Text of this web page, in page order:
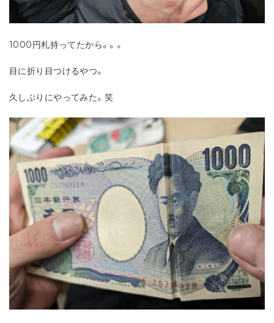
1000円札持ってたから。。。
目に折り目つけるやつ。
久しぶりにやってみた。笑